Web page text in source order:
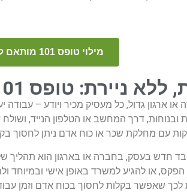
מילוי טופס 101 מותאם לנייד
ניירת: טופס 101 מקוון
ארגון גדול, כל מעסיק מכיר ויודע – עבודה
דרך המחשב או הטלפון הנייד, ושולח
עם מחלקת שכר או כוח אדם ניתן לחסוך
חדש בעסק, בחברה או בארגון הוא תהליך
או להגיע למשרד באופן אישי ובמיוחד
לכך שאפשר בקלות לחסוך בכוח אדם וזמן